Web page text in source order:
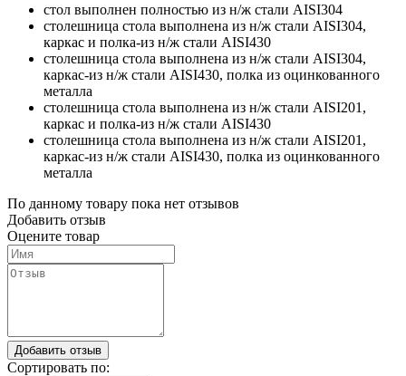
стол выполнен полностью из н/ж стали AISI304
столешница стола выполнена из н/ж стали AISI304,
каркас и полка-из н/ж стали AISI430
столешница стола выполнена из н/ж стали AISI304,
каркас-из н/ж стали AISI430, полка из оцинкованного
металла
столешница стола выполнена из н/ж стали AISI201,
каркас и полка-из н/ж стали AISI430
столешница стола выполнена из н/ж стали AISI201,
каркас-из н/ж стали AISI430, полка из оцинкованного
металла
По данному товару пока нет отзывов
Добавить отзыв
Оцените товар
Сортировать по: